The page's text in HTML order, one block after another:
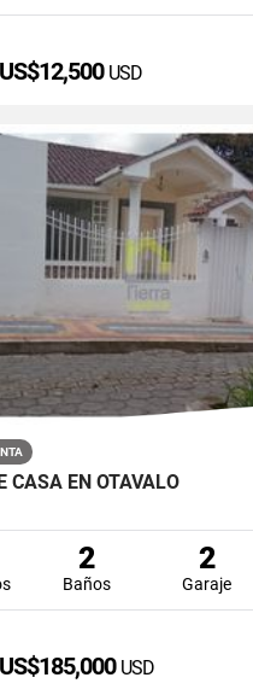
US$12,500 USD
CASA EN OTAVALO
2
Baños
2
Garaje
US$185,000 USD